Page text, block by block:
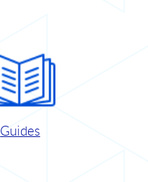
Guides